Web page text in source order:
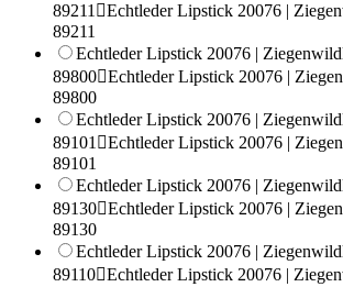
89211Echtleder Lipstick 20076 |
89211
Echtleder Lipstick 20076 |
89800Echtleder Lipstick 20076 |
89800
Echtleder Lipstick 20076 |
89101Echtleder Lipstick 20076 |
89101
Echtleder Lipstick 20076 |
89130Echtleder Lipstick 20076 |
89130
Echtleder Lipstick 20076 |
89110Echtleder Lipstick 20076 |